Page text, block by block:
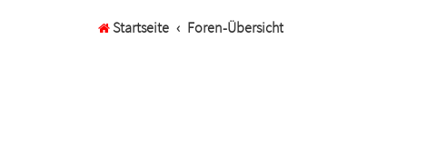
Startseite Foren-Übersicht